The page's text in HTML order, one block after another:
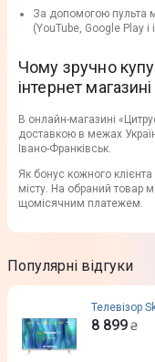
За допомогою пульта
(YouTube, Google Play і
Чому зручно
інтернет
В онлайн-магазині
доставкою в межах
Івано-Франківськ.
Як бонус кожного
місту. На обраний товар
щомісячним платежем.
Популярні відгуки
Телевізор
8 899 ₴